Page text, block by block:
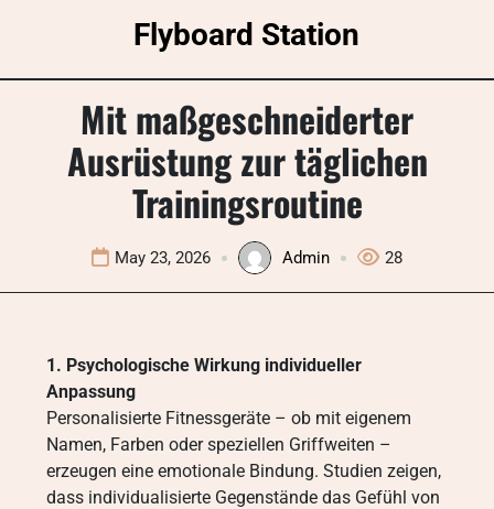
Flyboard Station
Mit maßgeschneiderter
Ausrüstung zur täglichen
Trainingsroutine
May 23, 2026 Admin 28
1. Psychologische Wirkung individueller
Anpassung
Personalisierte Fitnessgeräte – ob mit eigenem
Namen, Farben oder speziellen Griffweiten –
erzeugen eine emotionale Bindung. Studien zeigen,
dass individualisierte Gegenstände das Gefühl von